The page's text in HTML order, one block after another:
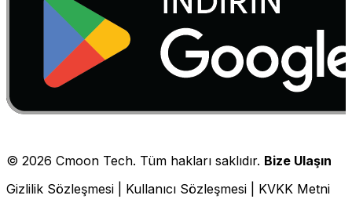
© 2026 Cmoon Tech. Tüm hakları saklıdır. Bize Ulaşın
Gizlilik Sözleşmesi
Kullanıcı Sözleşmesi KVKK Metni